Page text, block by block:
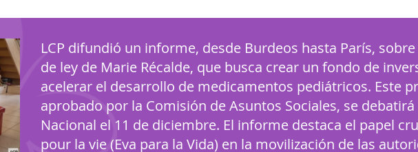
LCP difundió un informe, desde Burdeos hasta París,
de ley de Marie Récalde, que busca crear un fondo de
acelerar el desarrollo de medicamentos pediátricos. Este
aprobado por la Comisión de Asuntos Sociales, se
Nacional el 11 de diciembre. El informe destaca el papel
pour la vie (Eva para la Vida) en la movilización de las